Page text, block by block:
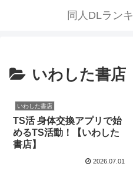
同人DLラン
いわした書店
いわした書店
TS活 身体交換アプリで始
めるTS活動！【いわした
書店】
2026.07.01